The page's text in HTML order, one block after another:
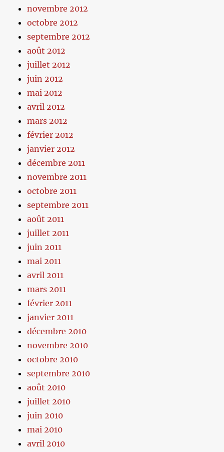
novembre 2012
octobre 2012
septembre 2012
août 2012
juillet 2012
juin 2012
mai 2012
avril 2012
mars 2012
février 2012
janvier 2012
décembre 2011
novembre 2011
octobre 2011
septembre 2011
août 2011
juillet 2011
juin 2011
mai 2011
avril 2011
mars 2011
février 2011
janvier 2011
décembre 2010
novembre 2010
octobre 2010
septembre 2010
août 2010
juillet 2010
juin 2010
mai 2010
avril 2010